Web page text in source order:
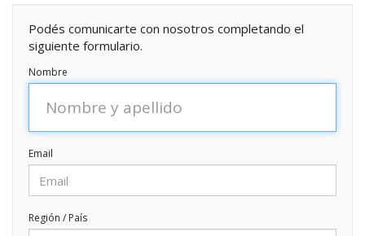
Podés comunicarte con nosotros completando el
siguiente formulario.
Nombre
Email
Región / País